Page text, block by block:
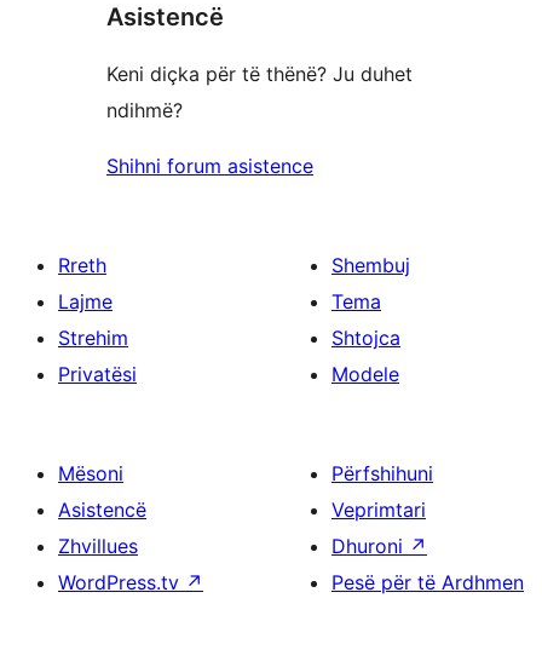
Asistencë
Keni diçka për të thënë? Ju duhet
ndihmë?
Shihni forum asistence
Rreth
Lajme
Strehim
Privatësi
Shembuj
Tema
Shtojca
Modele
Mësoni
Asistencë
Zhvillues
WordPress.tv ↗
Përfshihuni
Veprimtari
Dhuroni ↗
Pesë për të Ardhmen